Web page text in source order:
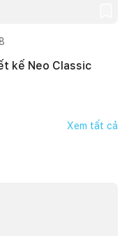
8
kế Neo Classic
Xem tất cả